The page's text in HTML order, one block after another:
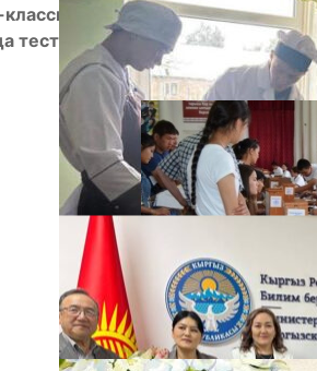
окуучулары PISA-2025
тест тапшырды.